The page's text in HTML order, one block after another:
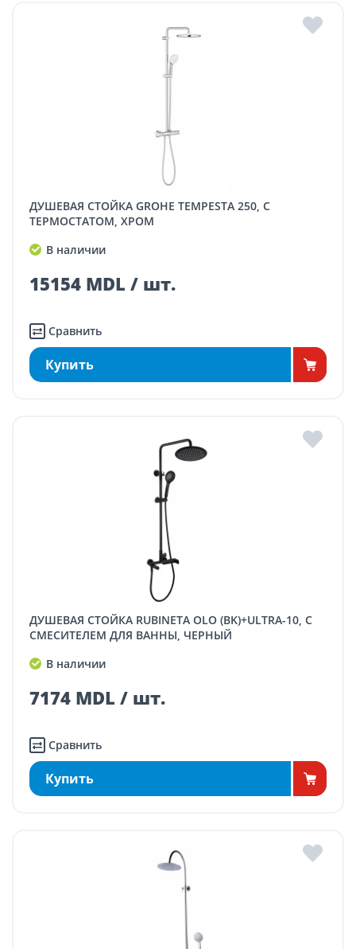
ДУШЕВАЯ СТОЙКА GROHE TEMPESTA 250, С
ТЕРМОСТАТОМ, ХРОМ
В наличии
15154 MDL / шт.
Сравнить
Купить
ДУШЕВАЯ СТОЙКА RUBINETA OLO (BK)+ULTRA-10, С
СМЕСИТЕЛЕМ ДЛЯ ВАННЫ, ЧЕРНЫЙ
В наличии
7174 MDL / шт.
Сравнить
Купить